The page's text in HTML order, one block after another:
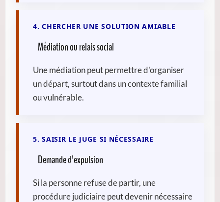
4. CHERCHER UNE SOLUTION AMIABLE
Médiation ou relais social
Une médiation peut permettre d'organiser
un départ, surtout dans un contexte familial
ou vulnérable.
5. SAISIR LE JUGE SI NÉCESSAIRE
Demande d'expulsion
Si la personne refuse de partir, une
procédure judiciaire peut devenir nécessaire